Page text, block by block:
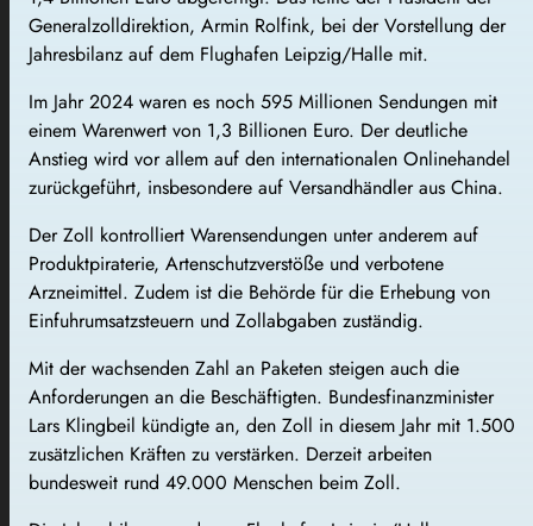
Generalzolldirektion, Armin Rolfink, bei der Vorstellung der
Jahresbilanz auf dem Flughafen Leipzig/Halle mit.
Im Jahr 2024 waren es noch 595 Millionen Sendungen mit
einem Warenwert von 1,3 Billionen Euro. Der deutliche
Anstieg wird vor allem auf den internationalen Onlinehandel
zurückgeführt, insbesondere auf Versandhändler aus China.
Der Zoll kontrolliert Warensendungen unter anderem auf
Produktpiraterie, Artenschutzverstöße und verbotene
Arzneimittel. Zudem ist die Behörde für die Erhebung von
Einfuhrumsatzsteuern und Zollabgaben zuständig.
Mit der wachsenden Zahl an Paketen steigen auch die
Anforderungen an die Beschäftigten. Bundesfinanzminister
Lars Klingbeil kündigte an, den Zoll in diesem Jahr mit 1.500
zusätzlichen Kräften zu verstärken. Derzeit arbeiten
bundesweit rund 49.000 Menschen beim Zoll.